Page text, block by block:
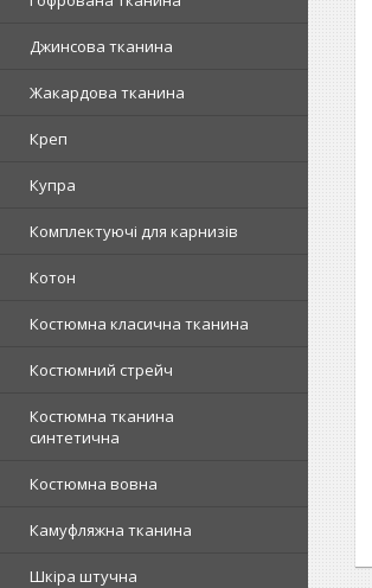
Джинсова тканина
Жакардова тканина
Креп
Купра
Комплектуючі для карнизів
Котон
Костюмна класична тканина
Костюмний стрейч
Костюмна тканина
синтетична
Костюмна вовна
Камуфляжна тканина
Шкіра штучна